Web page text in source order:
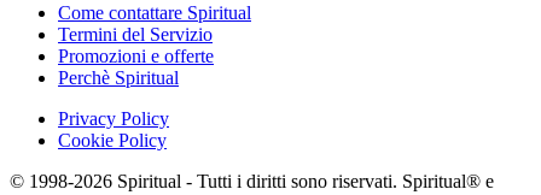
Come contattare Spiritual
Termini del Servizio
Promozioni e offerte
Perchè Spiritual
Privacy Policy
Cookie Policy
© 1998-2026 Spiritual - Tutti i diritti sono riservati. Spiritual® e